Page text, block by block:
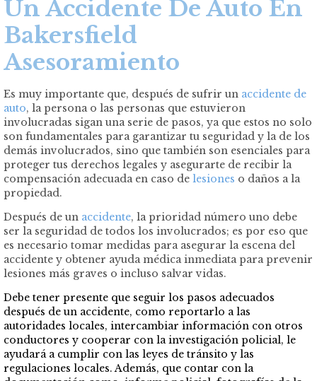
Un Accidente De Auto En
Bakersfield
Asesoramiento
Es muy importante que, después de sufrir un accidente de
auto, la persona o las personas que estuvieron
involucradas sigan una serie de pasos, ya que estos no solo
son fundamentales para garantizar tu seguridad y la de los
demás involucrados, sino que también son esenciales para
proteger tus derechos legales y asegurarte de recibir la
compensación adecuada en caso de lesiones o daños a la
propiedad.
Después de un accidente, la prioridad número uno debe
ser la seguridad de todos los involucrados; es por eso que
es necesario tomar medidas para asegurar la escena del
accidente y obtener ayuda médica inmediata para prevenir
lesiones más graves o incluso salvar vidas.
Debe tener presente que seguir los pasos adecuados
después de un accidente, como reportarlo a las
autoridades locales, intercambiar información con otros
conductores y cooperar con la investigación policial, le
ayudará a cumplir con las leyes de tránsito y las
regulaciones locales. Además, que contar con la